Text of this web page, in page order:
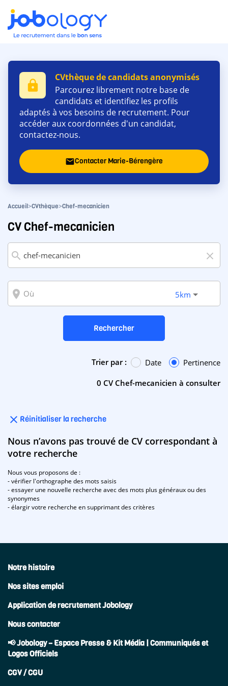
lock
CVthèque de candidats anonymisés
Parcourez librement notre base de
candidats et identifiez les profils
adaptés à vos besoins de recrutement. Pour
accéder aux coordonnées d'un candidat,
contactez-nous.
emailContacter Marie-Bérengère
Accueil>CVthèque>Chef-mecanicien
CV Chef-mecanicien
search close
room 5km
Rechercher
0 CV Chef-mecanicien à consulter
Trier par : Date Pertinence
close Réinitialiser la recherche
Nous n’avons pas trouvé de CV correspondant à
votre recherche
Nous vous proposons de :
- vérifier l'orthographe des mots saisis
- essayer une nouvelle recherche avec des mots plus généraux ou des
synonymes
- élargir votre recherche en supprimant des critères
Notre histoire
Nos sites emploi
Application de recrutement Jobology
Nous contacter
📢 Jobology – Espace Presse & Kit Média | Communiqués et
Logos Officiels
CGV / CGU